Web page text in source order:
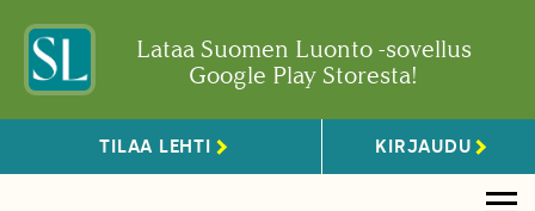
Lataa Suomen Luonto -sovellus
Google Play Storesta!
TILAA LEHTI KIRJAUDU